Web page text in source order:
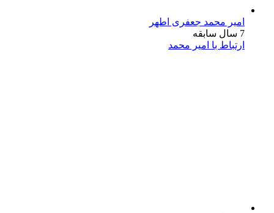
امیر محمد جعفری اطهر
7 سال سابقه
ارتباط با امیر محمد